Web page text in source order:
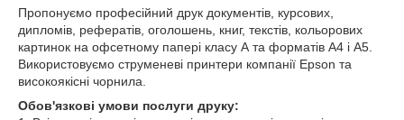
Пропонуємо професійний друк документів, курсових,
дипломів, рефератів, оголошень, книг, текстів, кольорових
картинок на офсетному папері класу А та форматів А4 і А5.
Використовуємо струменеві принтери компанії Epson та
високоякісні чорнила.
Обов'язкові умови послуги друку: